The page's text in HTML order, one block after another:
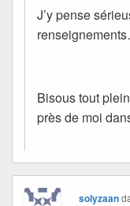
J’y pense
Bisous tout
près de moi
solyzaan